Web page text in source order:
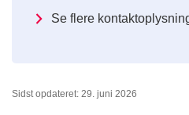
Se flere
Sidst opdateret: 29. juni 2026